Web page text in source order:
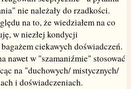
nie należały do rzadkości.
na to, że wiedziałem na co
w niezłej kondycji
ciekawych doświadczeń.
nawet w "szamaniźmie" stosować
na "duchowych/ mistycznych/
i doświadczeniach.